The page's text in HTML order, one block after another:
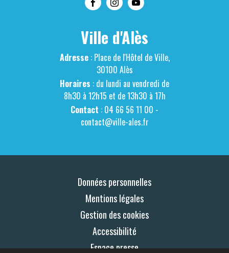
Ville d'Alès
Adresse: Place de l'Hôtel de Ville,
30100 Alès
Horaires : du lundi au vendredi de
8h30 à 12h15 et de 13h30 à 17h
Contact : 04 66 56 11 00 -
contact@ville-ales.fr
Données personnelles
Mentions légales
Gestion des cookies
Accessibilité
Espace presse